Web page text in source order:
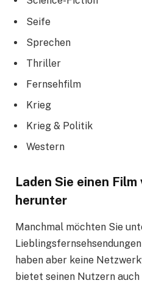
Seife
Sprechen
Thriller
Fernsehfilm
Krieg
Krieg & Politik
Western
Laden Sie einen
herunter
Manchmal möchten Sie
haben aber keine
bietet seinen Nutzern